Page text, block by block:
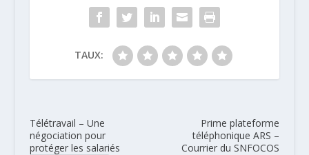
TAUX:
Télétravail – Une
négociation pour
protéger les salariés
Prime plateforme
téléphonique ARS –
Courrier du SNFOCOS